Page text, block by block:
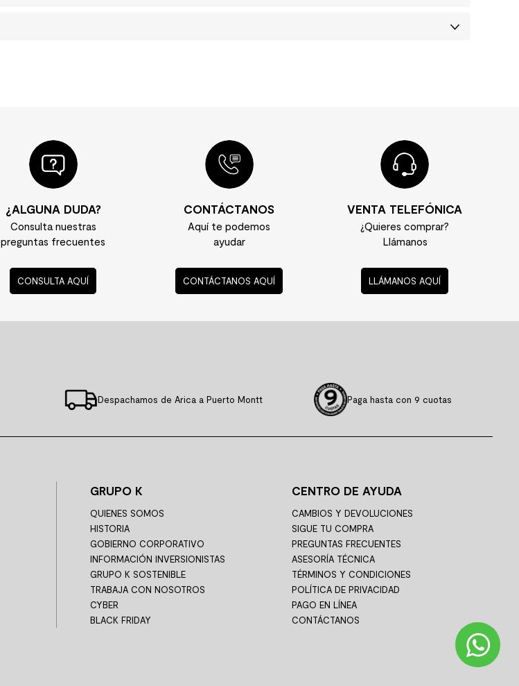
¿ALGUNA DUDA?
Consulta nuestras
preguntas frecuentes
CONSULTA AQUÍ
CONTÁCTANOS
Aquí te podemos
ayudar
CONTÁCTANOS AQUÍ
VENTA TELEFÓNICA
¿Quieres comprar?
Llámanos
LLÁMANOS AQUÍ
Despachamos de Arica a Puerto Montt Paga hasta con 9 cuotas
GRUPO K
QUIENES SOMOS
HISTORIA
GOBIERNO CORPORATIVO
INFORMACIÓN INVERSIONISTAS
GRUPO K SOSTENIBLE
TRABAJA CON NOSOTROS
CYBER
BLACK FRIDAY
CENTRO DE AYUDA
CAMBIOS Y DEVOLUCIONES
SIGUE TU COMPRA
PREGUNTAS FRECUENTES
ASESORÍA TÉCNICA
TÉRMINOS Y CONDICIONES
POLÍTICA DE PRIVACIDAD
PAGO EN LÍNEA
CONTÁCTANOS